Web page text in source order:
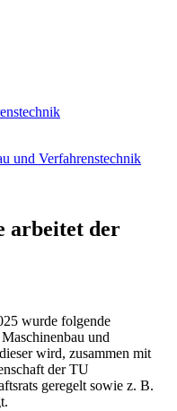
und Verfahrenstechnik
arbeitet der
wurde folgende
und
wird, zusammen mit
der TU
geregelt sowie z. B.